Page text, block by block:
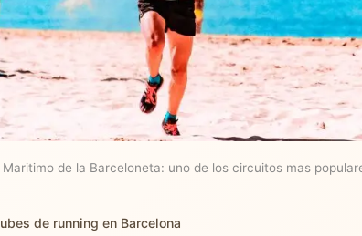
Maritimo de la Barceloneta: uno de los circuitos mas
de running en Barcelona